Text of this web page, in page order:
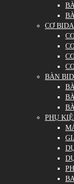
CƠ BIDA
BÀN
PHỤ